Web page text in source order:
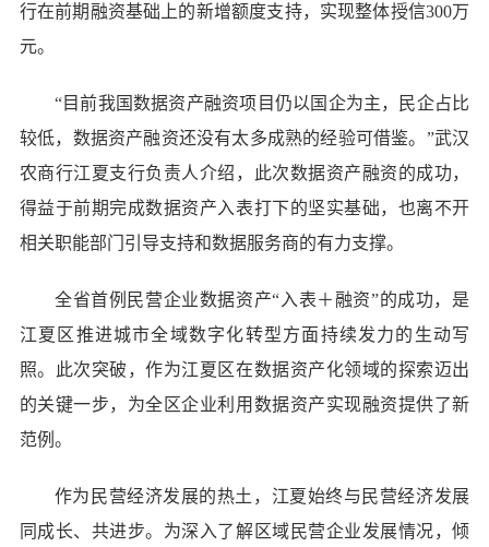
行在前期融资基础上的新增额度支持，实现整体授信300万
元。
“目前我国数据资产融资项目仍以国企为主，民企占比
较低，数据资产融资还没有太多成熟的经验可借鉴。”武汉
农商行江夏支行负责人介绍，此次数据资产融资的成功，
得益于前期完成数据资产入表打下的坚实基础，也离不开
相关职能部门引导支持和数据服务商的有力支撑。
全省首例民营企业数据资产“入表＋融资”的成功，是
江夏区推进城市全域数字化转型方面持续发力的生动写
照。此次突破，作为江夏区在数据资产化领域的探索迈出
的关键一步，为全区企业利用数据资产实现融资提供了新
范例。
作为民营经济发展的热土，江夏始终与民营经济发展
同成长、共进步。为深入了解区域民营企业发展情况，倾